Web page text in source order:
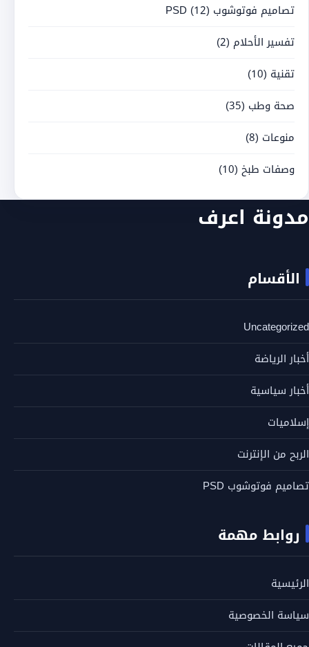
تصاميم فوتوشوب PSD (12)
تفسير الأحلام (2)
تقنية (10)
صحة وطب (35)
منوعات (8)
وصفات طبخ (10)
مدونة اعرف
الأقسام
Uncategorized
أخبار الرياضة
أخبار سياسية
إسلاميات
الربح من الإنترنت
تصاميم فوتوشوب PSD
روابط مهمة
الرئيسية
سياسة الخصوصية